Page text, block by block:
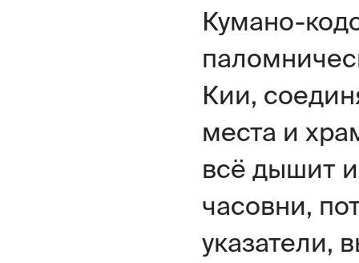
Кумано-
Кии,
места и
всё дышит
часовни,
указатели,